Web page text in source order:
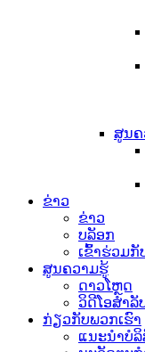
ສູນຄ
ຂ່າວ
ຂ່າວ
ບລັອກ
ເຂົ້າຮ່ວມກັ
ສູນຄວາມຮູ້
ດາວໂຫຼດ
ວິດີໂອສຳ
ກ່ຽວກັບພວກເຮົາ
ແນະນໍາບໍ